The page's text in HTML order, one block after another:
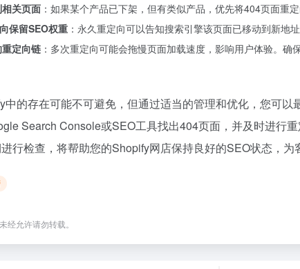
关页面 ：如果某个产品已下架，但有类似产品，优先将404页面重
保留SEO权重 ：永久重定向可以告知搜索引擎该页面已移动到新地
定向链 ：多次重定向可能会拖慢页面加载速度，影响用户体验。确
中的存在可能不可避免，但通过适当的管理和优化，您可
Search Console或SEO工具找出404页面，并及时进行
行检查，将帮助您的Shopify网店保持良好的SEO状态，为
经允许请勿转载。